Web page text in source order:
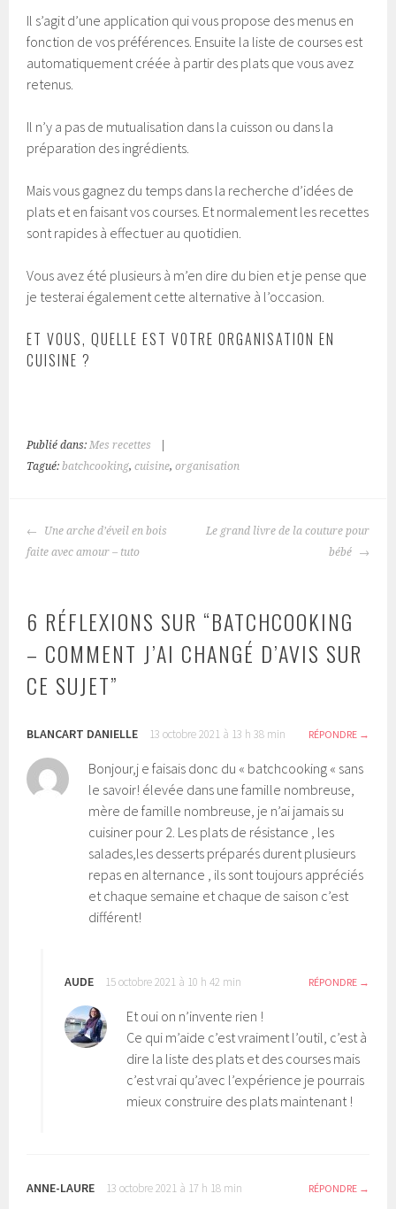
Il s’agit d’une application qui vous propose des menus en
fonction de vos préférences. Ensuite la liste de courses est
automatiquement créée à partir des plats que vous avez
retenus.
Il n’y a pas de mutualisation dans la cuisson ou dans la
préparation des ingrédients.
Mais vous gagnez du temps dans la recherche d’idées de
plats et en faisant vos courses. Et normalement les recettes
sont rapides à effectuer au quotidien.
Vous avez été plusieurs à m’en dire du bien et je pense que
je testerai également cette alternative à l’occasion.
ET VOUS, QUELLE EST VOTRE ORGANISATION EN
CUISINE ?
Publié dans:Mes recettes
Tagué:batchcooking,cuisine,organisation
NAVIGATION
DES
Une arche d’éveil en bois
faite avec amour – tuto
Le grand livre de la couture pour
bébé
6 RÉFLEXIONS SUR “BATCHCOOKING
– COMMENT J’AI CHANGÉ D’AVIS SUR
CE SUJET”
BLANCART DANIELLE 13 octobre 2021 à 13 h 38 min RÉPONDRE
Bonjour,j e faisais donc du « batchcooking « sans
le savoir! élevée dans une famille nombreuse,
mère de famille nombreuse, je n’ai jamais su
cuisiner pour 2. Les plats de résistance , les
salades,les desserts préparés durent plusieurs
repas en alternance , ils sont toujours appréciés
et chaque semaine et chaque de saison c’est
différent!
AUDE 15 octobre 2021 à 10 h 42 min RÉPONDRE
Et oui on n’invente rien !
Ce qui m’aide c’est vraiment l’outil, c’est à
dire la liste des plats et des courses mais
c’est vrai qu’avec l’expérience je pourrais
mieux construire des plats maintenant !
ANNE-LAURE 13 octobre 2021 à 17 h 18 min RÉPONDRE